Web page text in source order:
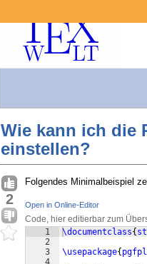
Wie kann ich die
einstellen?
2
Folgendes Minimalbeispiel
Open in Online-Editor
Code, hier editierbar zum
1
2
3
\documentclass{
\usepackage{